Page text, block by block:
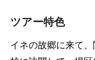
ツアー特色
イネの故郷に来て